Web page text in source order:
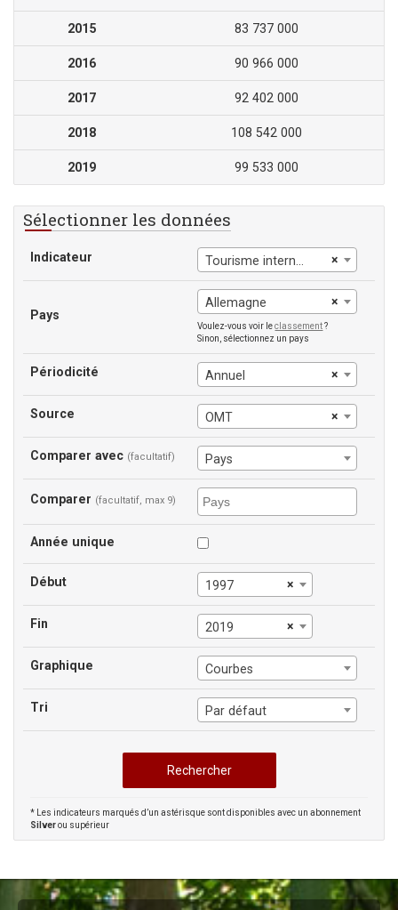
2015 83 737 000
2016 90 966 000
2017 92 402 000
2018 108 542 000
2019 99 533 000
Sélectionner les données
Indicateur ×
Tourisme international, nombre de départs
Pays
×
Allemagne
Voulez-vous voir leclassement?
Sinon, sélectionnez un pays
Périodicité ×
Annuel
Source ×
OMT
Comparer avec (facultatif) Pays
Comparer (facultatif, max 9)
Année unique
Début ×
1997
Fin ×
2019
Graphique Courbes
Tri Par défaut
* Les indicateurs marqués d’un astérisque sont disponibles avec un abonnement
Silverou supérieur